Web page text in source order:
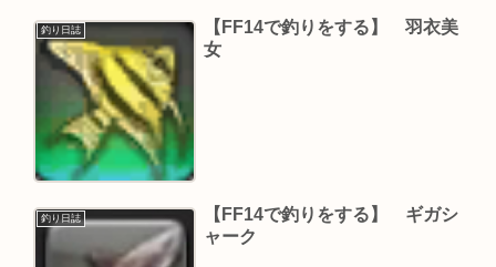
釣り日誌
【FF14で釣りをする】 羽衣美
女
釣り日誌
【FF14で釣りをする】 ギガシ
ャーク